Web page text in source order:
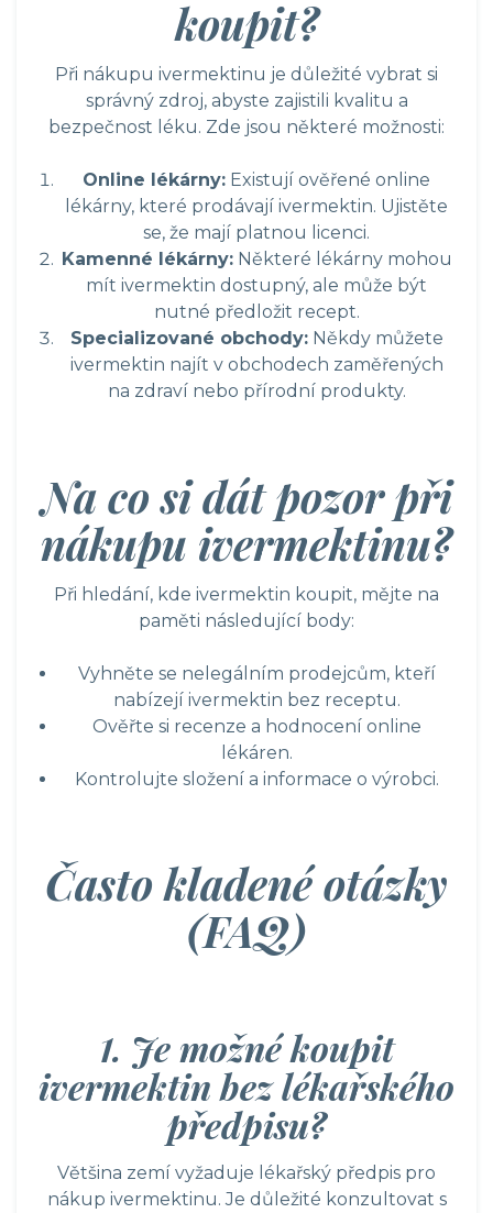
koupit?
Při nákupu ivermektinu je důležité vybrat si
správný zdroj, abyste zajistili kvalitu a
bezpečnost léku. Zde jsou některé možnosti:
Online lékárny: Existují ověřené online
lékárny, které prodávají ivermektin. Ujistěte
se, že mají platnou licenci.
Kamenné lékárny:Některé lékárny mohou
mít ivermektin dostupný, ale může být
nutné předložit recept.
Specializované obchody:Někdy můžete
ivermektin najít v obchodech zaměřených
na zdraví nebo přírodní produkty.
Na co si dát pozor při
nákupu ivermektinu?
Při hledání, kde ivermektin koupit, mějte na
paměti následující body:
Vyhněte se nelegálním prodejcům, kteří
nabízejí ivermektin bez receptu.
Ověřte si recenze a hodnocení online
lékáren.
Kontrolujte složení a informace o výrobci.
Často kladené otázky
(FAQ)
1. Je možné koupit
ivermektin bez lékařského
předpisu?
Většina zemí vyžaduje lékařský předpis pro
nákup ivermektinu. Je důležité konzultovat s